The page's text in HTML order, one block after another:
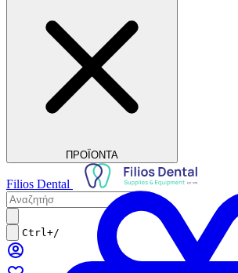
ΠΡΟΪΟΝΤΑ
Filios Dental
Ctrl+/